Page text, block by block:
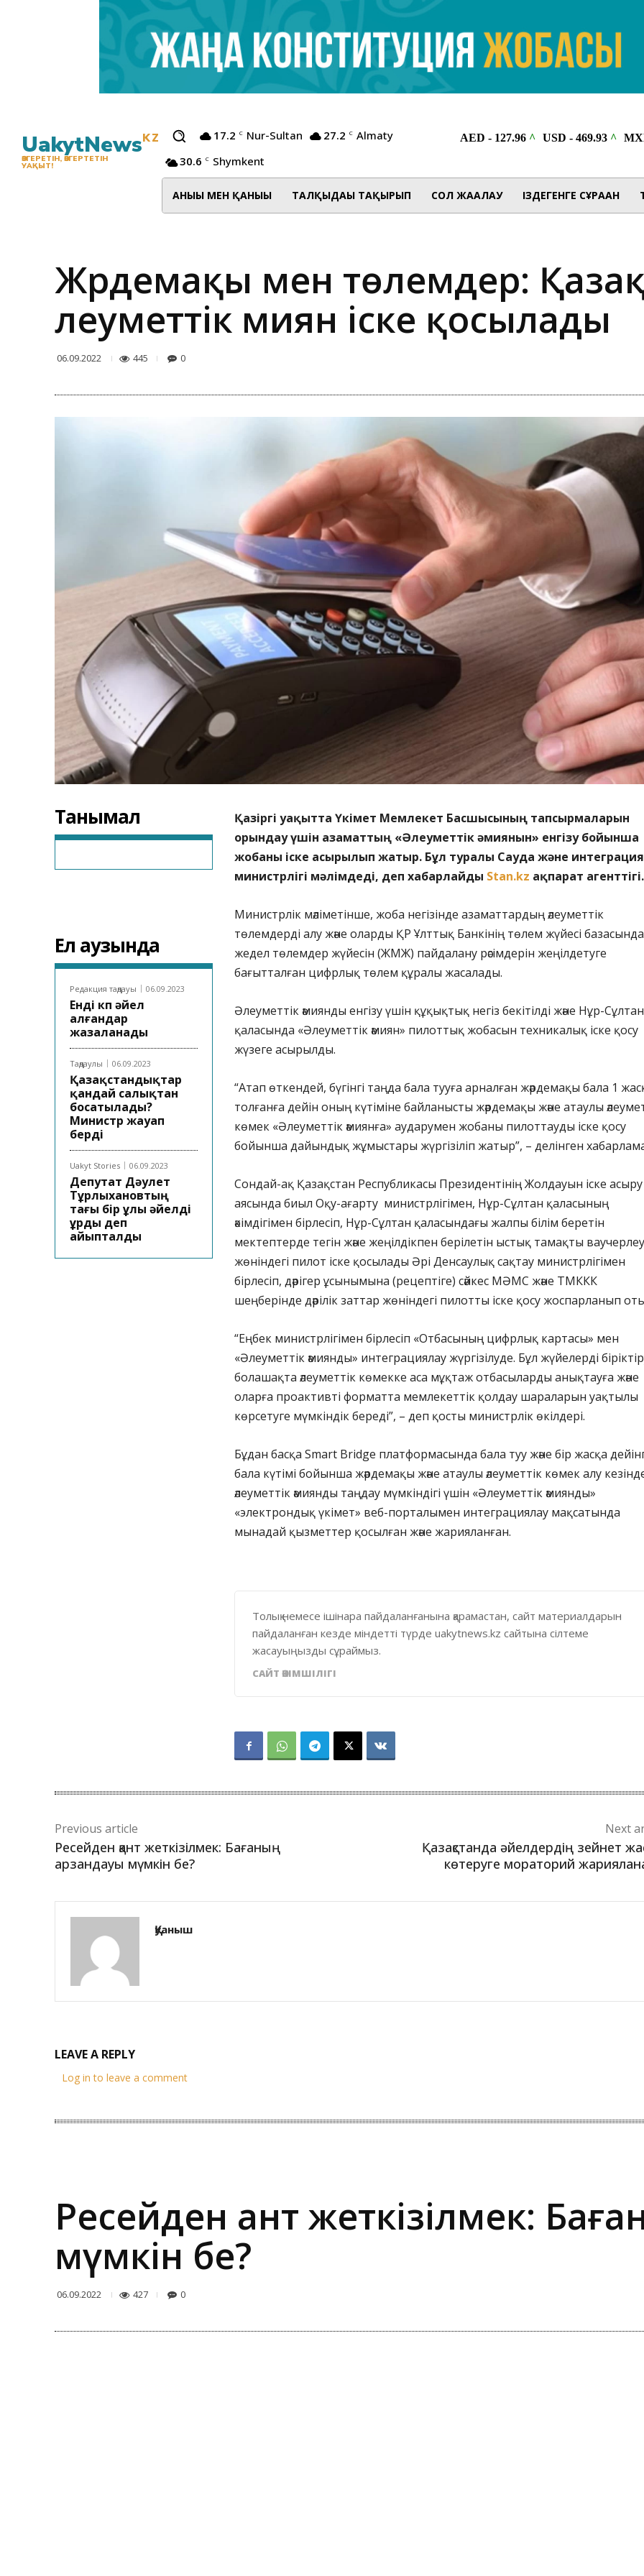
UakytNewsKZ
ӨЗГЕРЕТІН, ӨЗГЕРТЕТІН
УАҚЫТ!
17.2 C Nur-Sultan 27.2 C Almaty
30.6 C Shymkent
АНЫҒЫ МЕН ҚАНЫҒЫ ТАЛҚЫДАҒЫ ТАҚЫРЫП СОЛ ЖАҒАЛАУ ІЗДЕГЕНГЕ СҰРАҒАН
Жәрдемақы мен төлемдер:
әлеуметтік әмиян іске қосылады
06.09.2022 445 0
Танымал
Ел аузында
Редакция таңдауы 06.09.2023
Енді көп әйел
алғандар
жазаланады
Таңдаулы 06.09.2023
Қазақстандықтар
қандай салықтан
босатылады?
Министр жауап
берді
Uakyt Stories 06.09.2023
Депутат Дәулет
Тұрлыхановтың
тағы бір ұлы әйелді
ұрды деп
айыпталды
Қазіргі уақытта Үкімет Мемлекет Басшысының тапсырмаларын
орындау үшін азаматтың «Әлеуметтік әмиянын» енгізу бойынша
жобаны іске асырылып жатыр. Бұл туралы Сауда және интеграция
министрлігі мәлімдеді, деп хабарлайды Stan.kz ақпарат агенттігі.
Министрлік мәліметінше, жоба негізінде азаматтардың әлеуметтік
төлемдерді алу және оларды ҚР Ұлттық Банкінің төлем жүйесі базасында
жедел төлемдер жүйесін (ЖМЖ) пайдалану рәсімдерін жеңілдетуге
бағытталған цифрлық төлем құралы жасалады.
Әлеуметтік әмиянды енгізу үшін құқықтық негіз бекітілді және Нұр-Сұлтан
қаласында «Әлеуметтік әмиян» пилоттық жобасын техникалық іске қосу
жүзеге асырылды.
“Атап өткендей, бүгінгі таңда бала тууға арналған жәрдемақы бала 1
толғанға дейін оның күтіміне байланысты жәрдемақы және атаулы
көмек «Әлеуметтік әмиянға» аударумен жобаны пилоттауды іске қосу
бойынша дайындық жұмыстары жүргізіліп жатыр”, – делінген
Сондай-ақ Қазақстан Республикасы Президентінің Жолдауын іске асыру
аясында биыл Оқу-ағарту министрлігімен, Нұр-Сұлтан қаласының
әкімдігімен бірлесіп, Нұр-Сұлтан қаласындағы жалпы білім беретін
мектептерде тегін және жеңілдікпен берілетін ыстық тамақты ваучерлеу
жөніндегі пилот іске қосылады Әрі Денсаулық сақтау министрлігімен
бірлесіп, дәрігер ұсынымына (рецептіге) сәйкес МӘМС және ТМККК
шеңберінде дәрілік заттар жөніндегі пилотты іске қосу жоспарланып
“Еңбек министрлігімен бірлесіп «Отбасының цифрлық картасы» мен
«Әлеуметтік әмиянды» интеграциялау жүргізілуде. Бұл жүйелерді
болашақта әлеуметтік көмекке аса мұқтаж отбасыларды анықтауға және
оларға проактивті форматта мемлекеттік қолдау шараларын уақтылы
көрсетуге мүмкіндік береді”, – деп қосты министрлік өкілдері.
Бұдан басқа Smart Bridge платформасында бала туу және бір жасқа
бала күтімі бойынша жәрдемақы және атаулы әлеуметтік көмек алу
әлеуметтік әмиянды таңдау мүмкіндігі үшін «Әлеуметтік әмиянды»
«электрондық үкімет» веб-порталымен интеграциялау мақсатында
мынадай қызметтер қосылған және жарияланған.
Толық немесе ішінара пайдаланғанына қарамастан, сайт материалдарын
пайдаланған кезде міндетті түрде uakytnews.kz сайтына сілтеме
жасауыңызды сұраймыз.
САЙТ ӘКІМШІЛІГІ
Previous article
Ресейден қант жеткізілмек: Бағаның
арзандауы мүмкін бе?
Next
Қазақстанда әйелдердің зейнет
көтеруге мораторий
Қуаныш
LEAVE A REPLY
Log in to leave a comment